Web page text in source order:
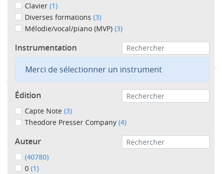
Clavier (1)
Diverses formations (3)
Mélodie/vocal/piano (MVP) (3)
Instrumentation
Merci de sélectionner un instrument
Édition
Capte Note (3)
Theodore Presser Company (4)
Auteur
(40780)
0 (1)